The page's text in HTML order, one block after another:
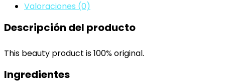
Valoraciones (0)
Descripción del producto
This beauty product is 100% original.
Ingredientes